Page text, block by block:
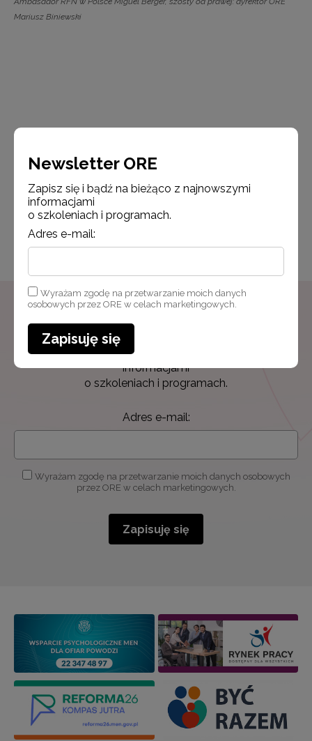
Mariusz Biniewski
Opublikowano: 28.05.2026
Newsletter ORE
Zapisz się i bądź na bieżąco z najnowszymi
informacjami
o szkoleniach i programach.
Adres e-mail:
Wyrażam zgodę na przetwarzanie moich danych osobowych
przez ORE w celach marketingowych.
Zapisuję się
Newsletter ORE
Zapisz się i bądź na bieżąco z najnowszymi
informacjami
o szkoleniach i programach.
Adres e-mail:
Wyrażam zgodę na przetwarzanie moich danych
osobowych przez ORE w celach marketingowych.
Zapisuję się